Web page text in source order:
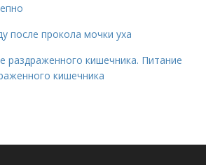
после прокола мочки уха
раздраженного кишечника. Питание
кишечника